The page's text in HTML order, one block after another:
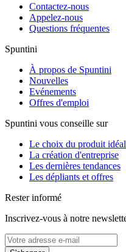
Contactez-nous
Appelez-nous
Questions fréquentes
Spuntini
À propos de Spuntini
Nouvelles
Evénements
Offres d'emploi
Spuntini vous conseille sur
Le choix du produit idéal
La création d'entreprise
Les dernières tendances
Les dépliants et offres
Rester informé
Inscrivez-vous à notre